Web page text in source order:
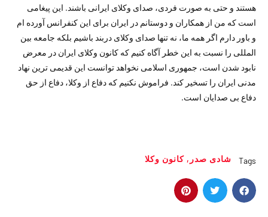
هستند و حتی به صورت فردی، صدای وکلای ایرانی باشند. این پیغامی
است که من از همکاران و دوستانم در ایران برای این کنفرانس آورده ام
و باور دارم اگر همه ما، نه تنها صدای وکلای دربند باشیم بلکه جامعه بین
المللی را نسبت به این خطر آگاه کنیم که کانون وکلای ایران در معرض
نابود شدن است، جمهوری اسلامی نخواهد توانست این قدیمی ترین نهاد
مدنی ایران را تسخیر کند. فراموش نکنیم که دفاع از وکلا، دفاع از حق
دفاع بی صدایان است.
Tags شادی صدر , کانون وکلا